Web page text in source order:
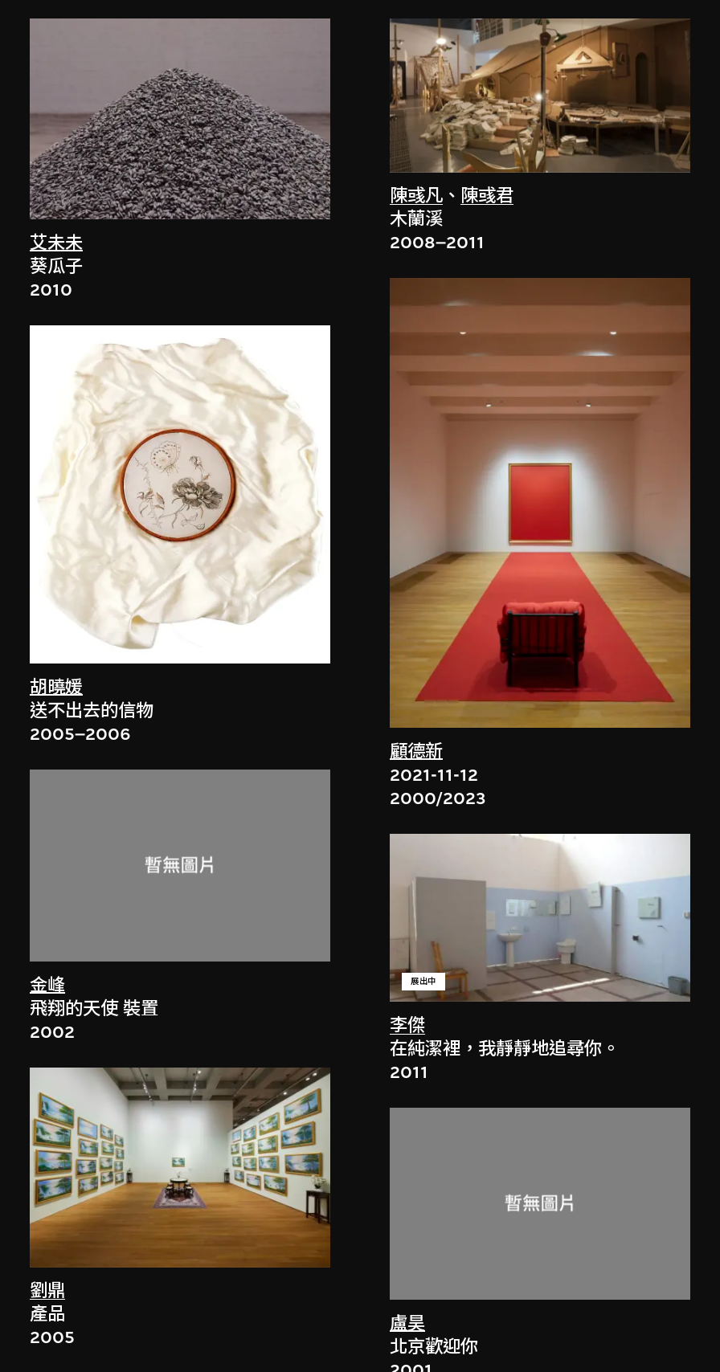
艾未未
葵瓜子
2010
胡曉媛
送不出去的信物
2005–2006
金峰
飛翔的天使 裝置
2002
劉鼎
產品
2005
陳彧凡 、 陳彧君
木蘭溪
2008–2011
顧德新
2021-11-12
2000/2023
李傑
展出中
在純潔裡，我靜靜地追尋你。
2011
盧昊
北京歡迎你